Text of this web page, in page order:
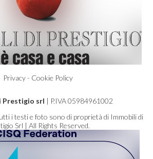
Privacy - Cookie Policy
Prestigio srl | P.IVA 05984961002
i testi e foto sono di proprietà di Immobili di
Srl | All Rights Reserved.